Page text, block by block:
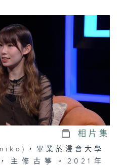
相片集
，畢業於浸會大學
主修古箏。2021年